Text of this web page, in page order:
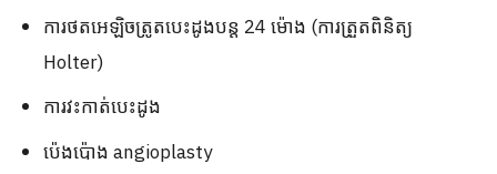
ការថតអេឡិចត្រូតបេះដូងបន្ត 24 ម៉ោង (ការត្រួតពិនិត្យ
Holter)
ការវះកាត់បេះដូង
ប៉េងប៉ោង angioplasty